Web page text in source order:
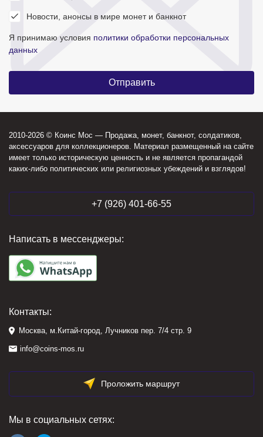
Новости, анонсы в мире монет и банкнот
Я принимаю условия политики обработки персональных
данных
2010-2026 © Коинс Мос — Продажа, монет, банкнот, солдатиков,
аксессуаров для коллекционеров. Материал размещенный на сайте
имеет только историческую ценность и не является пропагандой
каких-либо политических или религиозных убеждений и взглядов!
+7 (926) 401-66-55
Написать в мессенджеры:
Контакты:
Москва, м.Китай-город, Лучников пер. 7/4 стр. 9
info@coins-mos.ru
Проложить маршрут
Мы в социальных сетях: